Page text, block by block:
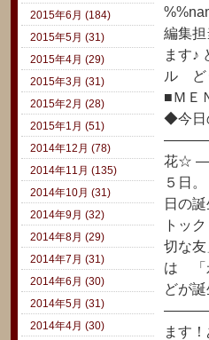
編集
ます♪
ル
■Ｍ
◆今日
花☆
５日
日の
トッ
切な
は 「
どが
ます
2015年6月 (184)
2015年5月 (31)
2015年4月 (29)
2015年3月 (31)
2015年2月 (28)
2015年1月 (51)
2014年12月 (78)
2014年11月 (135)
2014年10月 (31)
2014年9月 (32)
2014年8月 (29)
2014年7月 (31)
2014年6月 (30)
2014年5月 (31)
2014年4月 (30)